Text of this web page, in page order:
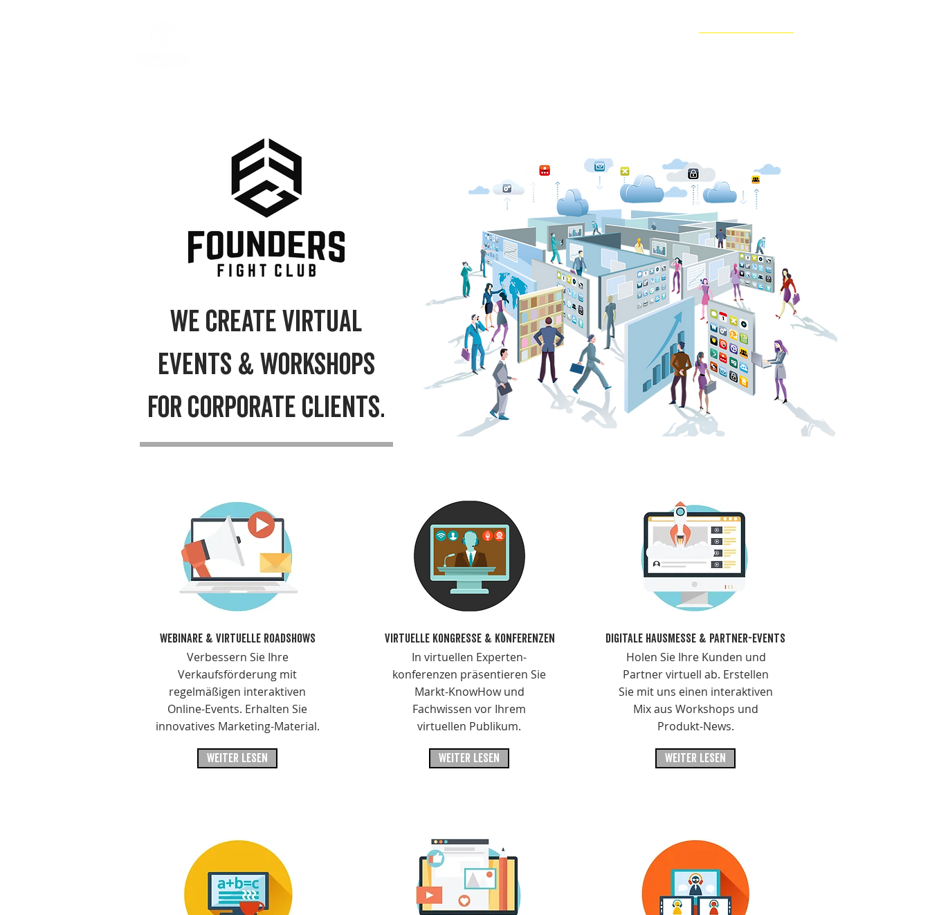
WE CREATE virtuAL
events & workshops
FOR CORPORATE CLIENTS.
WEBINARE & VIRTUELLE ROADSHOWS
Verbessern Sie Ihre
Verkaufsförderung mit
regelmäßigen interaktiven
Online-Events. Erhalten Sie
innovatives Marketing-Material.
WEITER LESEN
VIRTUELLE KONGRESSE & KONFERENZEN
In virtuellen Experten-
konferenzen präsentieren Sie
Markt-KnowHow und
Fachwissen vor Ihrem
virtuellen Publikum.
WEITER LESEN
DIGITALE HAUSMESSE & PARTNER-EVENTS
Holen Sie Ihre Kunden und
Partner virtuell ab. Erstellen
Sie mit uns einen interaktiven
Mix aus Workshops und
Produkt-News.
WEITER LESEN